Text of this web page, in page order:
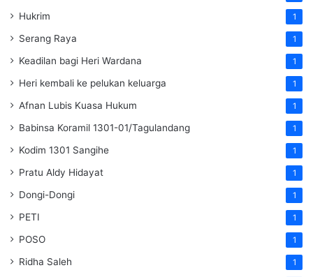
Hukrim 1
Serang Raya 1
Keadilan bagi Heri Wardana 1
Heri kembali ke pelukan keluarga 1
Afnan Lubis Kuasa Hukum 1
Babinsa Koramil 1301-01/Tagulandang 1
Kodim 1301 Sangihe 1
Pratu Aldy Hidayat 1
Dongi-Dongi 1
PETI 1
POSO 1
Ridha Saleh 1